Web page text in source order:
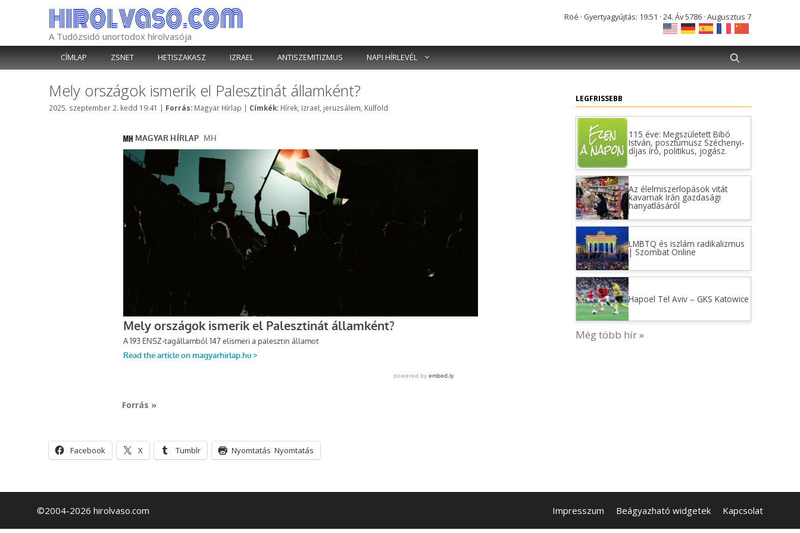
A Tudózsidó unortodox hírolvasója
Röé · Gyertyagyújtás: 19:51 · 24. Áv 5786 · Augusztus 7
CÍMLAP ZSNET HETISZAKASZ IZRAEL ANTISZEMITIZMUS NAPI HÍRLEVÉL
Mely országok ismerik el Palesztinát államként?
2025. szeptember 2. kedd 19:41 | Forrás: Kategória
Magyar Hírlap | Címkék: Címkék
Hírek Izrael jeruzsálem Külföld
Forrás »
Facebook X Tumblr Nyomtatás Nyomtatás
LEGFRISSEBB
115 éve: Megszületett Bibó
István, posztumusz Széchenyi-
díjas író, politikus, jogász.
Az élelmiszerlopások vitát
kavarnak Irán gazdasági
hanyatlásáról
LMBTQ és iszlám radikalizmus
| Szombat Online
Hapoel Tel Aviv – GKS Katowice
Még több hír »
Impresszum Beágyazható widgetek Kapcsolat
©2004-2026 hirolvaso.com